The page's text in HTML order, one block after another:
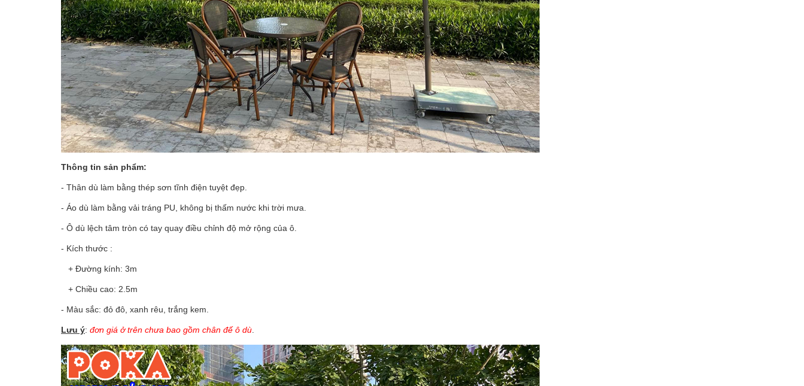
Thông tin sản phẩm:
- Thân dù làm bằng thép sơn tĩnh điện tuyệt đẹp.
- Áo dù làm bằng vải tráng PU, không bị thấm nước khi trời mưa.
- Ô dù lệch tâm tròn có tay quay điều chỉnh độ mở rộng của ô.
- Kích thước :
+ Đường kính: 3m
+ Chiều cao: 2.5m
- Màu sắc: đỏ đô, xanh rêu, trắng kem.
Lưu ý: đơn giá ở trên chưa bao gồm chân đế ô dù